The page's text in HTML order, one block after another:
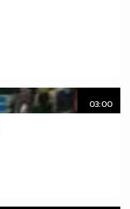
03:00